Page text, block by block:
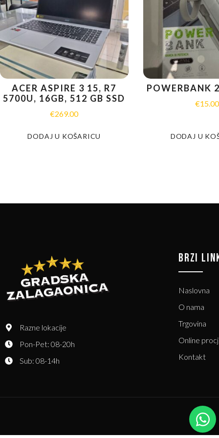
ACER ASPIRE 3 15, R7
5700U, 16GB, 512 GB SSD
€269.00
DODAJ U KOŠARICU
POWERBANK
€15.00
DODAJ U
Razne lokacije
Pon-Pet: 08-20h
Sub: 08-14h
BRZI
Naslovna
O nama
Trgovina
Online
Kontakt